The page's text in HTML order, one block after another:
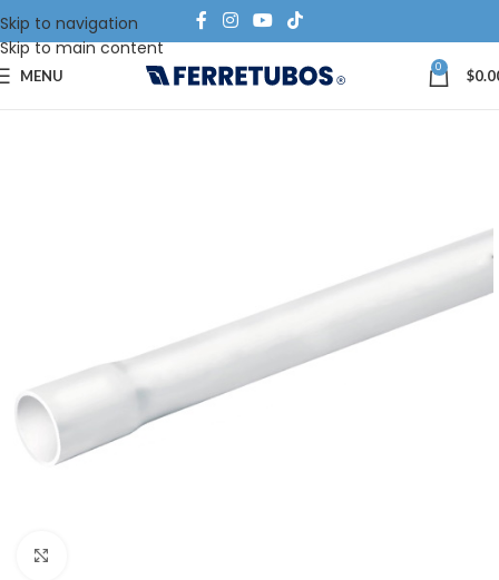
Skip to navigation
Skip to main content
MENU 0 $